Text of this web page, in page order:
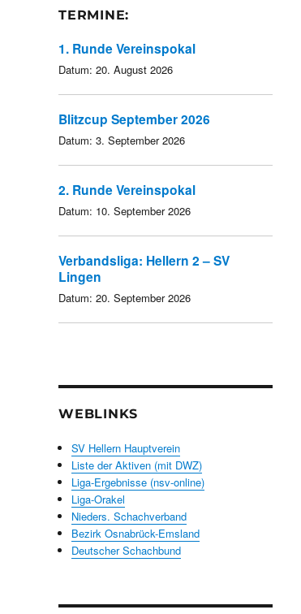
TERMINE:
1. Runde Vereinspokal
Datum: 20. August 2026
Blitzcup September 2026
Datum: 3. September 2026
2. Runde Vereinspokal
Datum: 10. September 2026
Verbandsliga: Hellern 2 – SV
Lingen
Datum: 20. September 2026
WEBLINKS
SV Hellern Hauptverein
Liste der Aktiven (mit DWZ)
Liga-Ergebnisse (nsv-online)
Liga-Orakel
Nieders. Schachverband
Bezirk Osnabrück-Emsland
Deutscher Schachbund